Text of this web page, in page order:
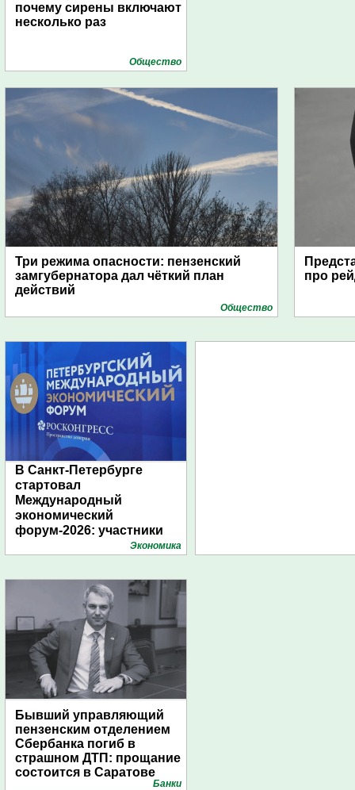
почему сирены включают
несколько раз
Общество
Три режима опасности: пензенский
замгубернатора дал чёткий план
действий
Общество
про
В Санкт-Петербурге
стартовал
Международный
экономический
форум-2026: участники
подготовили креативные
Экономика
Бывший управляющий
пензенским отделением
Сбербанка погиб в
страшном ДТП: прощание
состоится в Саратове
Банки